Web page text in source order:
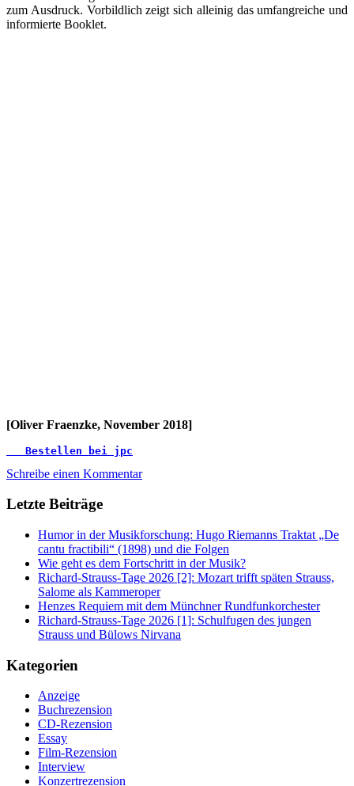
zum Ausdruck. Vorbildlich zeigt sich alleinig das umfangreiche und
informierte Booklet.
[Oliver Fraenzke, November 2018]
Bestellen bei jpc
Schreibe einen Kommentar
Letzte Beiträge
Humor in der Musikforschung: Hugo Riemanns Traktat „De
cantu fractibili“ (1898) und die Folgen
Wie geht es dem Fortschritt in der Musik?
Richard-Strauss-Tage 2026 [2]: Mozart trifft späten Strauss,
Salome als Kammeroper
Henzes Requiem mit dem Münchner Rundfunkorchester
Richard-Strauss-Tage 2026 [1]: Schulfugen des jungen
Strauss und Bülows Nirvana
Kategorien
Anzeige
Buchrezension
CD-Rezension
Essay
Film-Rezension
Interview
Konzertrezension